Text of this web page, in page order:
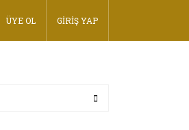
ÜYE OL GİRİŞ YAP